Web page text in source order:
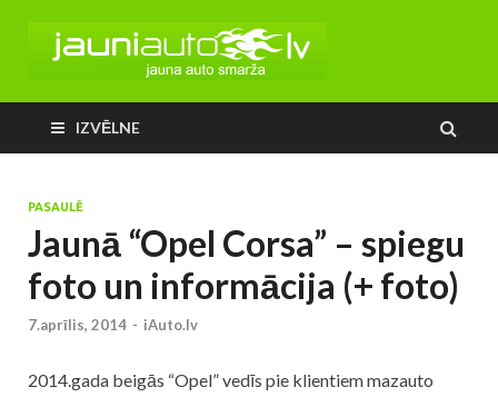
IZVĒLNE
PASAULĒ
Jaunā “Opel Corsa” – spiegu
foto un informācija (+ foto)
7.aprīlis, 2014 - iAuto.lv
2014.gada beigās “Opel” vedīs pie klientiem mazauto